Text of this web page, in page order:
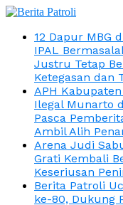
12 Dapur MBG
IPAL
Justru Tetap
Ketegasan dan
APH
Ilegal Munarto
Pasca
Ambil Alih
Arena Judi
Grati Kembali
Keseriusan
Berita Patroli
ke-80, Dukung